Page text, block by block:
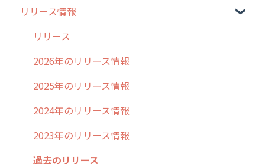
外廻り営業
清掃
不動産
過去の重要なお知らせ
障害情報
リリース情報
リリース
2026年のリリース情報
2025年のリリース情報
2024年のリリース情報
2023年のリリース情報
過去のリリース